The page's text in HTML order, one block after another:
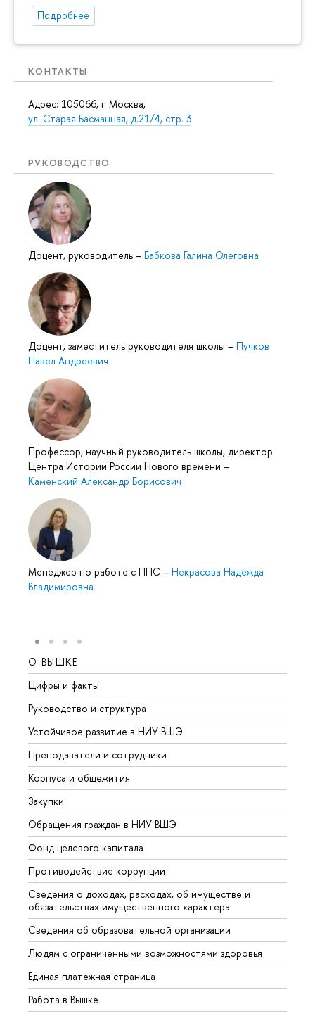
Подробнее
КОНТАКТЫ
Адрес: 105066, г. Москва,
ул. Старая Басманная, д.21/4, стр. 3
РУКОВОДСТВО
Доцент, руководитель – Бабкова Галина Олеговна
Доцент, заместитель руководителя школы – Пучков
Павел Андреевич
Профессор, научный руководитель школы, директор
Центра Истории России Нового времени –
Каменский Александр Борисович
Менеджер по работе с ППС – Некрасова Надежда
Владимировна
О ВЫШКЕ
Цифры и факты
Руководство и структура
Устойчивое развитие в НИУ ВШЭ
Преподаватели и сотрудники
Корпуса и общежития
Закупки
Обращения граждан в НИУ ВШЭ
Фонд целевого капитала
Противодействие коррупции
Сведения о доходах, расходах, об имуществе и
обязательствах имущественного характера
Сведения об образовательной организации
Людям с ограниченными возможностями здоровья
Единая платежная страница
Работа в Вышке